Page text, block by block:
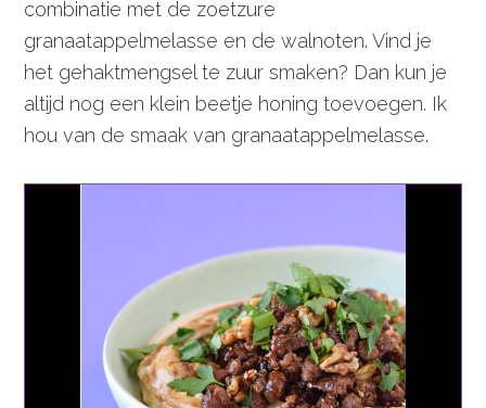
combinatie met de zoetzure
granaatappelmelasse en de walnoten. Vind je
het gehaktmengsel te zuur smaken? Dan kun je
altijd nog een klein beetje honing toevoegen. Ik
hou van de smaak van granaatappelmelasse.